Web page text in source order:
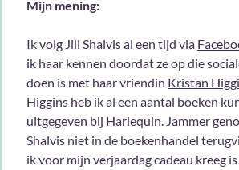
Mijn mening:
Ik volg Jill Shalvis al een tijd via
ik haar kennen doordat ze op die
doen is met haar vriendin Kristan
Higgins heb ik al een aantal boeken
uitgegeven bij Harlequin. Jammer
Shalvis niet in de boekenhandel
ik voor mijn verjaardag cadeau kreeg